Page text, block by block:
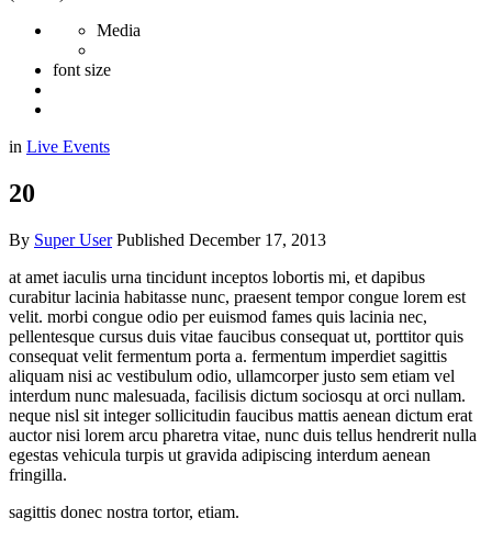
Media
font size
in Live Events
20
By Super User Published December 17, 2013
at amet iaculis urna tincidunt inceptos lobortis mi, et dapibus
curabitur lacinia habitasse nunc, praesent tempor congue lorem est
velit. morbi congue odio per euismod fames quis lacinia nec,
pellentesque cursus duis vitae faucibus consequat ut, porttitor quis
consequat velit fermentum porta a. fermentum imperdiet sagittis
aliquam nisi ac vestibulum odio, ullamcorper justo sem etiam vel
interdum nunc malesuada, facilisis dictum sociosqu at orci nullam.
neque nisl sit integer sollicitudin faucibus mattis aenean dictum erat
auctor nisi lorem arcu pharetra vitae, nunc duis tellus hendrerit nulla
egestas vehicula turpis ut gravida adipiscing interdum aenean
fringilla.
sagittis donec nostra tortor, etiam.